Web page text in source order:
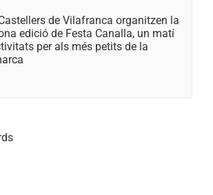
de Vilafranca organitzen la
edició de Festa Canalla, un matí
per als més petits de la